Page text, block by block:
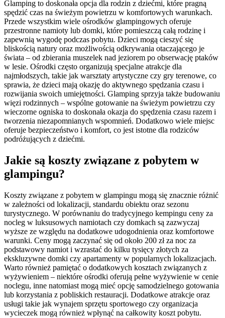
Glamping to doskonała opcja dla rodzin z dziećmi, które pragną
spędzić czas na świeżym powietrzu w komfortowych warunkach.
Przede wszystkim wiele ośrodków glampingowych oferuje
przestronne namioty lub domki, które pomieszczą całą rodzinę i
zapewnią wygodę podczas pobytu. Dzieci mogą cieszyć się
bliskością natury oraz możliwością odkrywania otaczającego je
świata – od zbierania muszelek nad jeziorem po obserwację ptaków
w lesie. Ośrodki często organizują specjalne atrakcje dla
najmłodszych, takie jak warsztaty artystyczne czy gry terenowe, co
sprawia, że dzieci mają okazję do aktywnego spędzania czasu i
rozwijania swoich umiejętności. Glamping sprzyja także budowaniu
więzi rodzinnych – wspólne gotowanie na świeżym powietrzu czy
wieczorne ogniska to doskonała okazja do spędzenia czasu razem i
tworzenia niezapomnianych wspomnień. Dodatkowo wiele miejsc
oferuje bezpieczeństwo i komfort, co jest istotne dla rodziców
podróżujących z dziećmi.
Jakie są koszty związane z pobytem w
glampingu?
Koszty związane z pobytem w glampingu mogą się znacznie różnić
w zależności od lokalizacji, standardu obiektu oraz sezonu
turystycznego. W porównaniu do tradycyjnego kempingu ceny za
nocleg w luksusowych namiotach czy domkach są zazwyczaj
wyższe ze względu na dodatkowe udogodnienia oraz komfortowe
warunki. Ceny mogą zaczynać się od około 200 zł za noc za
podstawowy namiot i wzrastać do kilku tysięcy złotych za
ekskluzywne domki czy apartamenty w popularnych lokalizacjach.
Warto również pamiętać o dodatkowych kosztach związanych z
wyżywieniem – niektóre ośrodki oferują pełne wyżywienie w cenie
noclegu, inne natomiast mogą mieć opcję samodzielnego gotowania
lub korzystania z pobliskich restauracji. Dodatkowe atrakcje oraz
usługi takie jak wynajem sprzętu sportowego czy organizacja
wycieczek mogą również wpłynąć na całkowity koszt pobytu.